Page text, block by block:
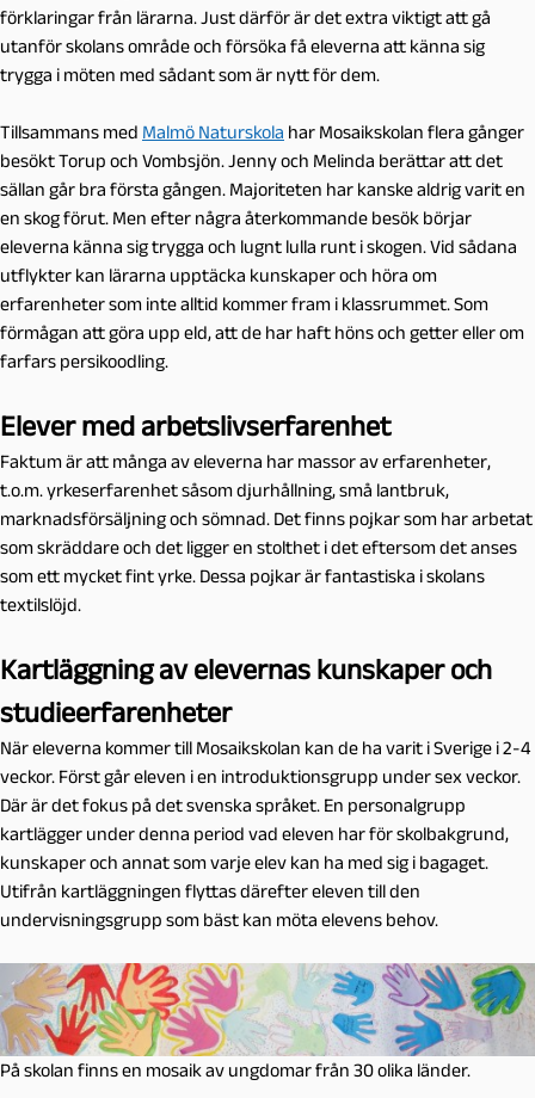
förklaringar från lärarna. Just därför är det extra viktigt att gå
utanför skolans område och försöka få eleverna att känna sig
trygga i möten med sådant som är nytt för dem.
Tillsammans med Malmö Naturskola har Mosaikskolan flera gånger
besökt Torup och Vombsjön. Jenny och Melinda berättar att det
sällan går bra första gången. Majoriteten har kanske aldrig varit en
en skog förut. Men efter några återkommande besök börjar
eleverna känna sig trygga och lugnt lulla runt i skogen. Vid sådana
utflykter kan lärarna upptäcka kunskaper och höra om
erfarenheter som inte alltid kommer fram i klassrummet. Som
förmågan att göra upp eld, att de har haft höns och getter eller om
farfars persikoodling.
Elever med arbetslivserfarenhet
Faktum är att många av eleverna har massor av erfarenheter,
t.o.m. yrkeserfarenhet såsom djurhållning, små lantbruk,
marknadsförsäljning och sömnad. Det finns pojkar som har arbetat
som skräddare och det ligger en stolthet i det eftersom det anses
som ett mycket fint yrke. Dessa pojkar är fantastiska i skolans
textilslöjd.
Kartläggning av elevernas kunskaper och
studieerfarenheter
När eleverna kommer till Mosaikskolan kan de ha varit i Sverige i 2-4
veckor. Först går eleven i en introduktionsgrupp under sex veckor.
Där är det fokus på det svenska språket. En personalgrupp
kartlägger under denna period vad eleven har för skolbakgrund,
kunskaper och annat som varje elev kan ha med sig i bagaget.
Utifrån kartläggningen flyttas därefter eleven till den
undervisningsgrupp som bäst kan möta elevens behov.
På skolan finns en mosaik av ungdomar från 30 olika länder.